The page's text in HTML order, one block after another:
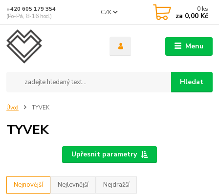
Menu
CZK
Hledat
+420 605 179 354
(Po-Pá, 8-16 hod.)
0 ks
za 0,00 Kč
Úvod TYVEK
TYVEK
Upřesnit parametry
Nejnovější Nejlevnější Nejdražší